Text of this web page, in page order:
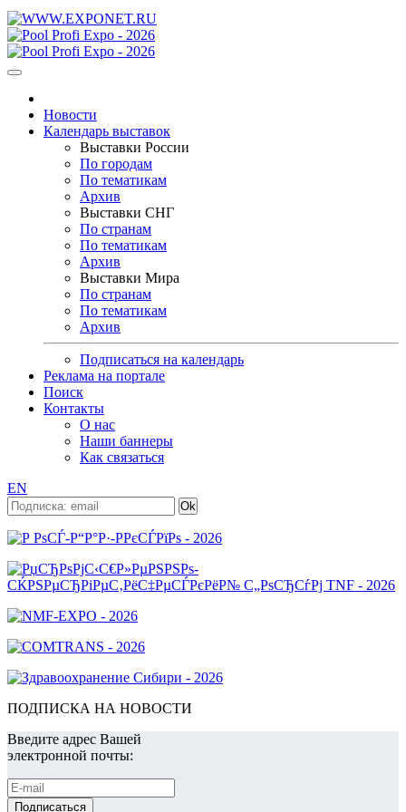
Новости
Календарь выставок
Выставки России
По городам
По тематикам
Архив
Выставки СНГ
По странам
По тематикам
Архив
Выставки Мира
По странам
По тематикам
Архив
Подписаться на календарь
Реклама на портале
Поиск
Контакты
О нас
Наши баннеры
Как связаться
EN
ПОДПИСКА НА НОВОСТИ
Введите адрес Вашей
электронной почты: